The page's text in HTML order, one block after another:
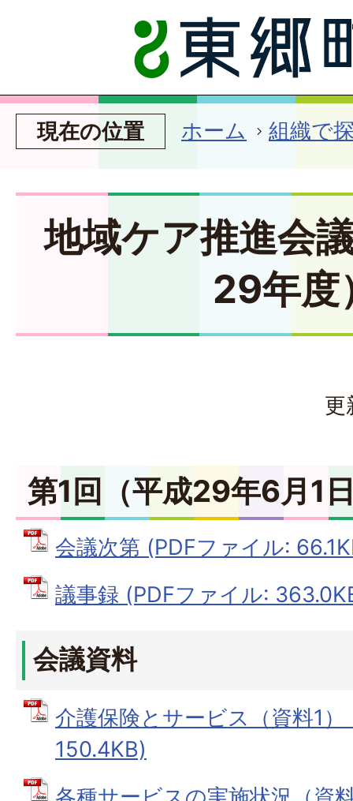
現在の位置 ホーム 組織で
地域ケア推進会
29年度
更
第1回（平成29年6月1
会議次第 (PDFファイル:
議事録 (PDFファイル:
会議資料
介護保険とサービス（資料1
150.4KB)